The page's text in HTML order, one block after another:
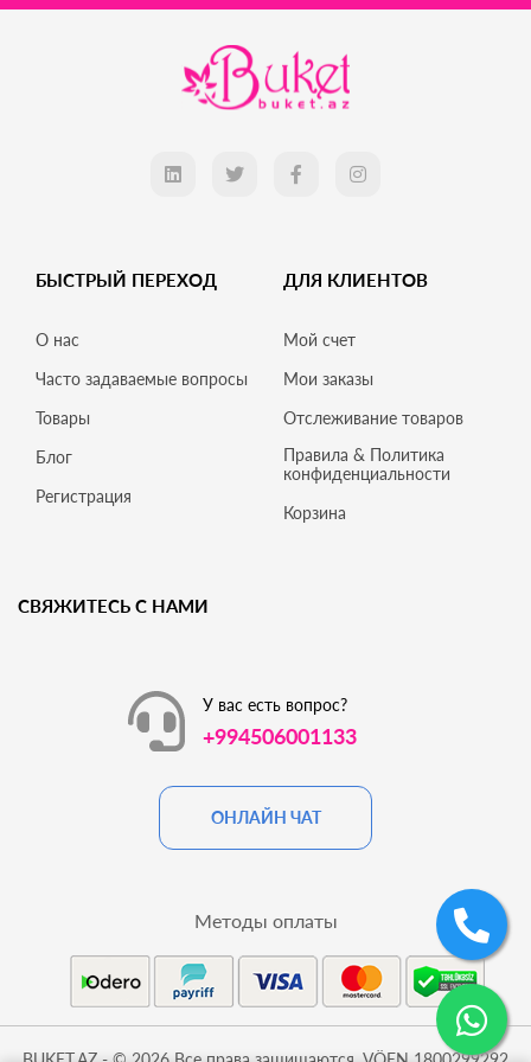
БЫСТРЫЙ ПЕРЕХОД
О нас
Часто задаваемые вопросы
Товары
Блог
Регистрация
ДЛЯ КЛИЕНТОВ
Мой счет
Мои заказы
Отслеживание товаров
Правила & Политика
конфиденциальности
Корзина
СВЯЖИТЕСЬ С НАМИ
У вас есть вопрос?
+994506001133
ОНЛАЙН ЧАТ
Методы оплаты